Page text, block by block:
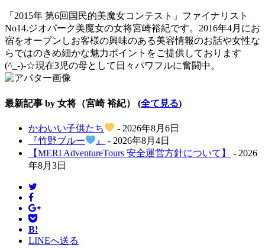
「2015年 第6回国民的美魔女コンテスト」ファイナリスト
No14.ジオパーク美魔女の女将宮崎裕紀です。2016年4月にお
宿をオープンしお客様の興味のある美容情報のお話や女性な
らではのきめ細かな魅力ポイントをご提供しております
(^_-)-☆現在3児の母として日々パワフルに奮闘中。
最新記事 by 女将（宮崎 裕紀） (全て見る)
かわいい子供たち
- 2026年8月6日
『竹野ブルー
』
- 2026年8月4日
【MERI AdventureTours 安全運営方針について】
- 2026
年8月3日
B!
LINEへ送る